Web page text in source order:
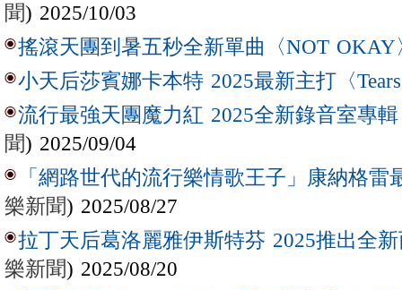
聞) 2025/10/03
搖滾天團到暑五秒全新單曲〈NOT OKAY
小天后莎賓娜卡本特 2025最新主打〈
流行最強天團魔力紅 2025全新錄音室專
聞) 2025/09/04
「網路世代的流行樂情歌王子」康納格雷
樂新聞) 2025/08/27
拉丁天后葛洛麗雅伊斯特芬 2025推出全新
樂新聞) 2025/08/20